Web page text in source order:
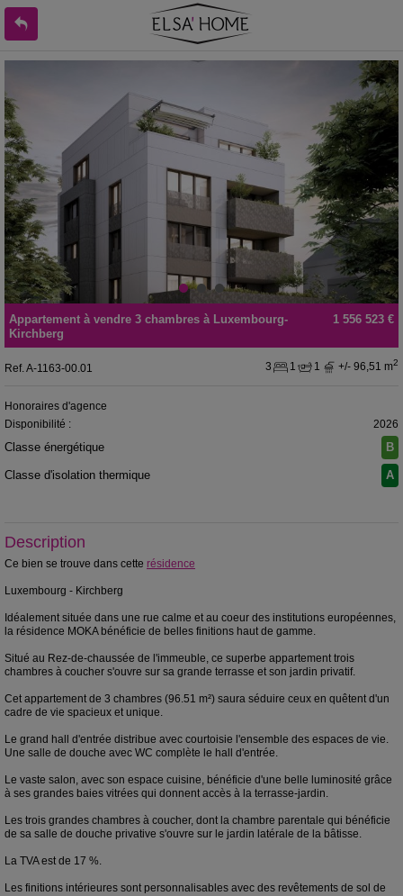
1 556 523 €
Appartement à vendre 3 chambres à Luxembourg-
Kirchberg
Ref. A-1163-00.01 3 1 1 +/- 96,51 m2
Honoraires d'agence
Disponibilité :
2026
Classe énergétique B
Classe d'isolation thermique A
Description
Ce bien se trouve dans cette résidence
Luxembourg - Kirchberg
Idéalement située dans une rue calme et au coeur des institutions européennes,
la résidence MOKA bénéficie de belles finitions haut de gamme.
Situé au Rez-de-chaussée de l'immeuble, ce superbe appartement trois
chambres à coucher s'ouvre sur sa grande terrasse et son jardin privatif.
Cet appartement de 3 chambres (96.51 m²) saura séduire ceux en quêtent d'un
cadre de vie spacieux et unique.
Le grand hall d'entrée distribue avec courtoisie l'ensemble des espaces de vie.
Une salle de douche avec WC complète le hall d'entrée.
Le vaste salon, avec son espace cuisine, bénéficie d'une belle luminosité grâce
à ses grandes baies vitrées qui donnent accès à la terrasse-jardin.
Les trois grandes chambres à coucher, dont la chambre parentale qui bénéficie
de sa salle de douche privative s'ouvre sur le jardin latérale de la bâtisse.
La TVA est de 17 %.
Les finitions intérieures sont personnalisables avec des revêtements de sol de